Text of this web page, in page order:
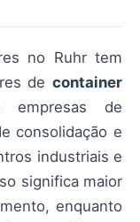
no Ruhr tem
de container
de
consolidação e
industriais e
significa maior
enquanto